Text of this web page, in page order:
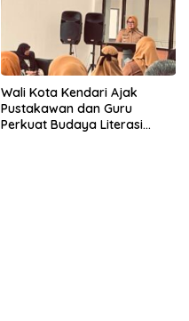
Wali Kota Kendari Ajak
Pustakawan dan Guru
Perkuat Budaya Literasi